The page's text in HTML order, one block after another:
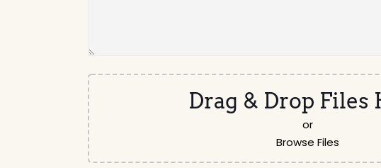
Drag & Drop Files
or
Browse Files